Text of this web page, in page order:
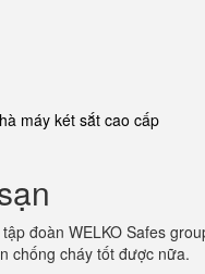
máy két sắt cao cấp
đoàn WELKO Safes
chống cháy tốt được nữa.